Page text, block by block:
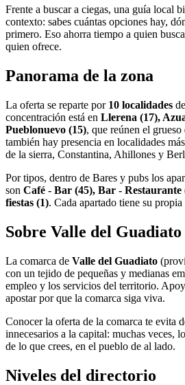
Frente a buscar a ciegas, una guía local
contexto: sabes cuántas opciones hay,
primero. Eso ahorra tiempo a quien
quien ofrece.
Panorama de la zona
La oferta se reparte por 10 localidades
concentración está en Llerena (17),
Pueblonuevo (15), que reúnen el
también hay presencia en localidades
de la sierra, Constantina, Ahillones y
Por tipos, dentro de Bares y pubs los
son Café - Bar (45), Bar - Restaurante
fiestas (1). Cada apartado tiene su
Sobre Valle del Guadiato
La comarca de Valle del Guadiato
con un tejido de pequeñas y medianas
empleo y los servicios del territorio.
apostar por que la comarca siga viva.
Conocer la oferta de la comarca te evita
innecesarios a la capital: muchas veces,
de lo que crees, en el pueblo de al lado.
Niveles del directorio